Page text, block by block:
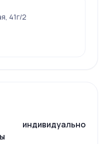
41г/2
индивидуально